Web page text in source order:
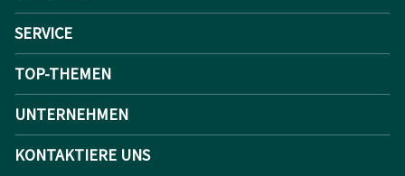
SERVICE
TOP-THEMEN
UNTERNEHMEN
KONTAKTIERE UNS